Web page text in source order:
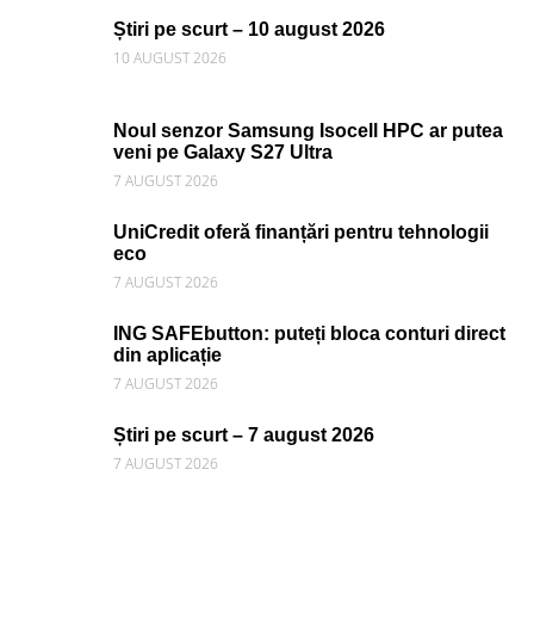
Știri pe scurt – 10 august 2026
10 AUGUST 2026
Noul senzor Samsung Isocell HPC ar putea
veni pe Galaxy S27 Ultra
7 AUGUST 2026
UniCredit oferă finanțări pentru tehnologii
eco
7 AUGUST 2026
ING SAFEbutton: puteți bloca conturi direct
din aplicație
7 AUGUST 2026
Știri pe scurt – 7 august 2026
7 AUGUST 2026